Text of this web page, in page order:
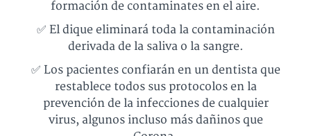
formación de contaminates en el aire.
✅ El dique eliminará toda la contaminación
derivada de la saliva o la sangre.
✅ Los pacientes confiarán en un dentista que
restablece todos sus protocolos en la
prevención de la infecciones de cualquier
virus, algunos incluso más dañinos que